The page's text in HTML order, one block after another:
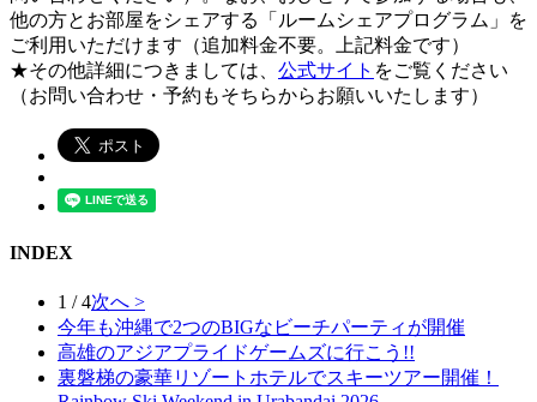
他の方とお部屋をシェアする「ルームシェアプログラム」を
ご利用いただけます（追加料金不要。上記料金です）
★その他詳細につきましては、 公式サイト をご覧ください
（お問い合わせ・予約もそちらからお願いいたします）
INDEX
1 / 4次へ >
今年も沖縄で2つのBIGなビーチパーティが開催
高雄のアジアプライドゲームズに行こう!!
裏磐梯の豪華リゾートホテルでスキーツアー開催！